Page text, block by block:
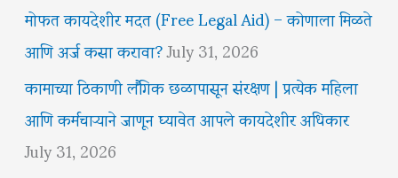
मोफत कायदेशीर मदत (Free Legal Aid) – कोणाला मिळते
आणि अर्ज कसा करावा?July 31, 2026
कामाच्या ठिकाणी लैंगिक छळापासून संरक्षण | प्रत्येक महिला
आणि कर्मचाऱ्याने जाणून घ्यावेत आपले कायदेशीर अधिकार
July 31, 2026